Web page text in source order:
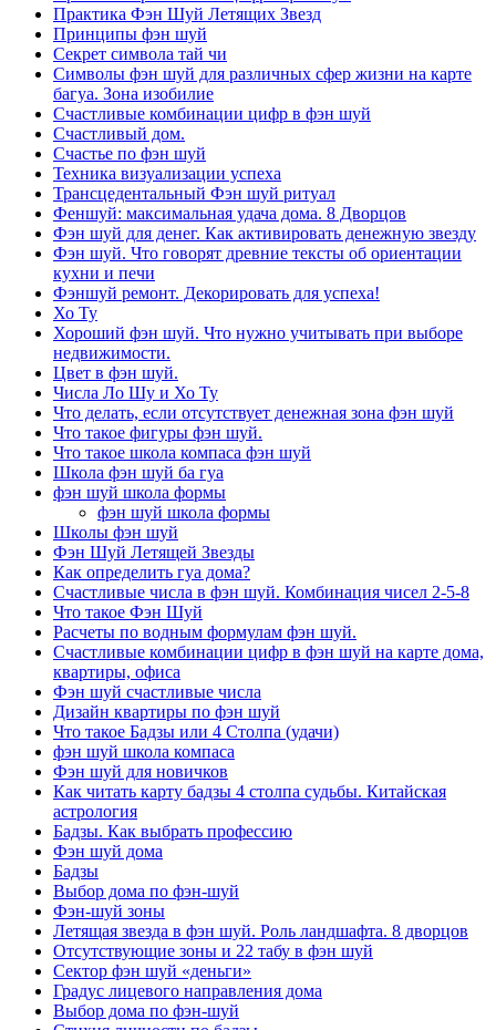
Практика Фэн Шуй Летящих Звезд
Принципы фэн шуй
Секрет символа тай чи
Символы фэн шуй для различных сфер жизни на карте
багуа. Зона изобилие
Счастливые комбинации цифр в фэн шуй
Счастливый дом.
Счастье по фэн шуй
Техника визуализации успеха
Трансцедентальный Фэн шуй ритуал
Феншуй: максимальная удача дома. 8 Дворцов
Фэн шуй для денег. Как активировать денежную звезду
Фэн шуй. Что говорят древние тексты об ориентации
кухни и печи
Фэншуй ремонт. Декорировать для успеха!
Хо Ту
Хороший фэн шуй. Что нужно учитывать при выборе
недвижимости.
Цвет в фэн шуй.
Числа Ло Шу и Хо Ту
Что делать, если отсутствует денежная зона фэн шуй
Что такое фигуры фэн шуй.
Что такое школа компаса фэн шуй
Школа фэн шуй ба гуа
фэн шуй школа формы
фэн шуй школа формы
Школы фэн шуй
Фэн Шуй Летящей Звезды
Как определить гуа дома?
Счастливые числа в фэн шуй. Комбинация чисел 2-5-8
Что такое Фэн Шуй
Расчеты по водным формулам фэн шуй.
Счастливые комбинации цифр в фэн шуй на карте дома,
квартиры, офиса
Фэн шуй счастливые числа
Дизайн квартиры по фэн шуй
Что такое Бадзы или 4 Столпа (удачи)
фэн шуй школа компаса
Фэн шуй для новичков
Как читать карту бадзы 4 столпа судьбы. Китайская
астрология
Бадзы. Как выбрать профессию
Фэн шуй дома
Бадзы
Выбор дома по фэн-шуй
Фэн-шуй зоны
Летящая звезда в фэн шуй. Роль ландшафта. 8 дворцов
Отсутствующие зоны и 22 табу в фэн шуй
Сектор фэн шуй «деньги»
Градус лицевого направления дома
Выбор дома по фэн-шуй